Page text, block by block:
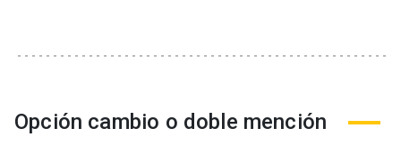
Opción cambio o doble mención